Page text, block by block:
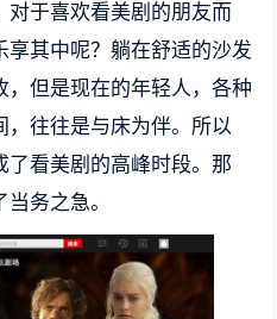
对于喜欢看美剧的朋友而
享其中呢？躺在舒适的沙发
，但是现在的年轻人，各种
，往往是与床为伴。所以
了看美剧的高峰时段。那
务之急。